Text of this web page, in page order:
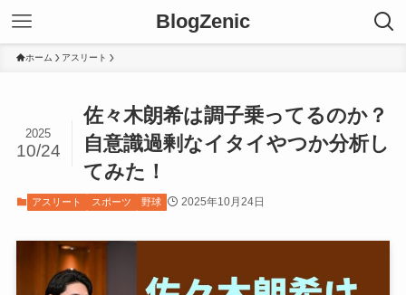
BlogZenic
ホーム アスリート
佐々木朗希は調子乗ってるのか？
自意識過剰なイタイやつか分析し
てみた！
2025
10/24
アスリート スポーツ 野球 2025年10月24日